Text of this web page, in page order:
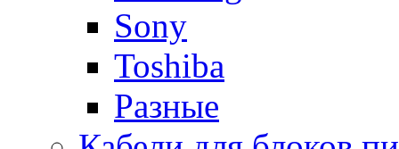
Sony
Toshiba
Разные